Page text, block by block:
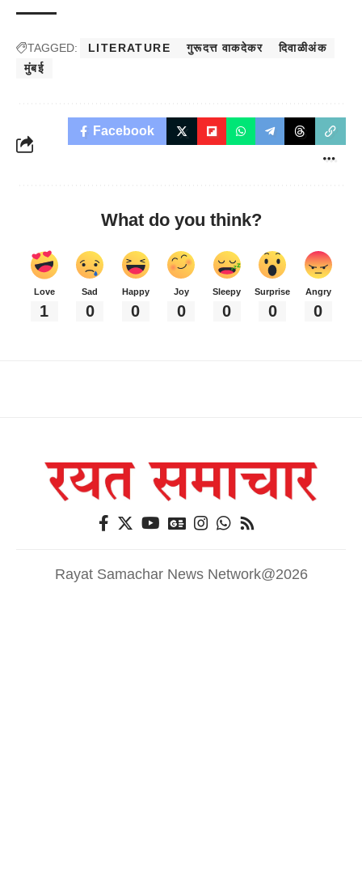
TAGGED: LITERATURE गुरूदत्त वाकदेकर
दिवाळीअंक
मुंबई
Facebook
What do you think?
Love
1
Sad
0
Happy
0
Joy
0
Sleepy
0
Surprise
0
Angry
0
Rayat Samachar News Network@2026